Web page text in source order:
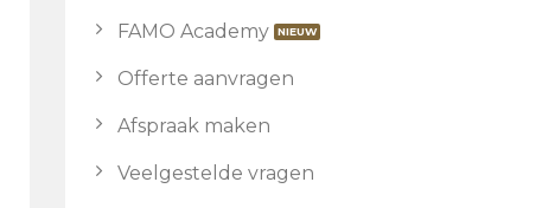
FAMO Academy
Offerte aanvragen
Afspraak maken
Veelgestelde vragen